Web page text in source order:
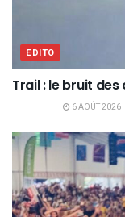
EDITO
Trail : le bruit
6 AOÛT 2026